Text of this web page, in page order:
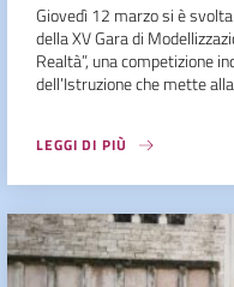
Giovedì 12 marzo si è
della XV Gara di
Realtà”, una competizione
dell’Istruzione che mette
LEGGI DI PIÙ